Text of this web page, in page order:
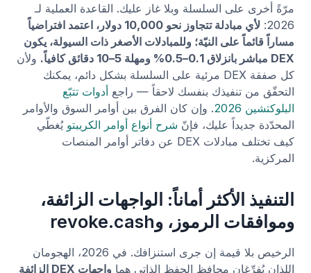
مرّةً أخرى على السلسلة وبلا غاز عليك. القاعدة العملية لـ
2026:
لأي مبادلة تتجاوز نحو 10,000 دولار، اعتمد افتراضياً
مساراً قائماً على النيّة؛ وللمبادلات الأصغر ذات السيولة، يكون
DEX مباشر بانزلاق 0.1–0.5% ومهلة 5–10 دقائق كافياً.
ولأن
كل صفقة DEX مرئية على السلسلة بشكل دائم، يمكنك
التحقّق من تنفيذك بنفسك لاحقاً — راجع أدوات تتبّع
البلوكتشين 2026
. وإن كان الفرق بين أوامر السوق والأوامر
المحدّدة جديداً عليك، فإنّ شرح أنواع أوامر الكريبتو يُغطّي
كيف تختلف مبادلات DEX عن دفاتر أوامر المنصات
المركزية.
التنفيذ الأكثر أماناً: الواجهات الزائفة،
وموافقات الرموز، وrevoke.cash
الرخيص بلا قيمة إن جرى استنزافك. في 2026، الهجومان
اللذان يُفرِّغان محافظ الحفظ الذاتي هما واجهات DEX الزائفة